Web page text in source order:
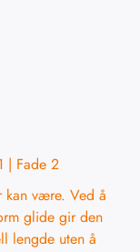
| Fade 2
kan være. Ved å
glide gir den
lengde uten å